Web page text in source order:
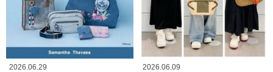
2026.06.29
2026.06.09